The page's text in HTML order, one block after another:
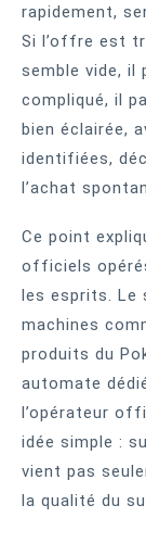
rapidement,
Si l’offre est
semble vide, il
compliqué, il
bien éclairée,
identifiées,
l’achat
Ce point
officiels
les esprits. Le
machines
produits du
automate
l’opérateur
idée simple :
vient pas
la qualité du